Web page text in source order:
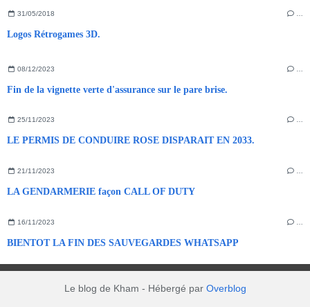
31/05/2018
Logos Rétrogames 3D.
08/12/2023
Fin de la vignette verte d'assurance sur le pare brise.
25/11/2023 …
LE PERMIS DE CONDUIRE ROSE DISPARAIT EN 2033.
21/11/2023
LA GENDARMERIE façon CALL OF DUTY
16/11/2023
BIENTOT LA FIN DES SAUVEGARDES WHATSAPP
Le blog de Kham - Hébergé par Overblog